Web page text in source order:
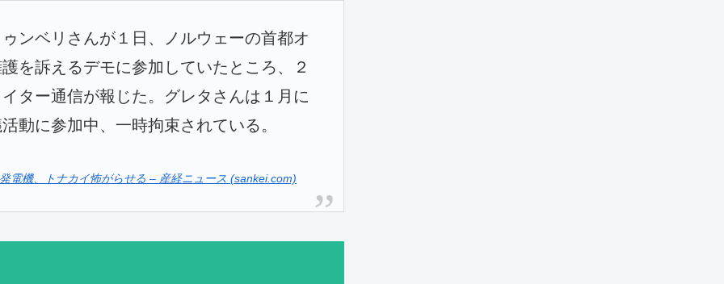
ンベリさんが１日、ノルウェーの首都オ
を訴えるデモに参加していたところ、２
ター通信が報じた。グレタさんは１月に
動に参加中、一時拘束されている。
機、トナカイ怖がらせる – 産経ニュース (sankei.com)